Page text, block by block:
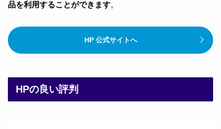
品を利用することができます。
HP 公式サイトへ
HPの良い評判